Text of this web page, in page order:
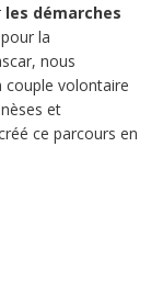
les démarches
la
nous
couple volontaire
et
ce parcours en